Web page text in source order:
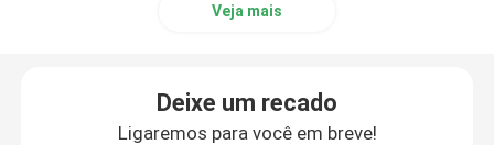
Grey Mullet congelado
Veja mais
Deixe um recado
Ligaremos para você em breve!